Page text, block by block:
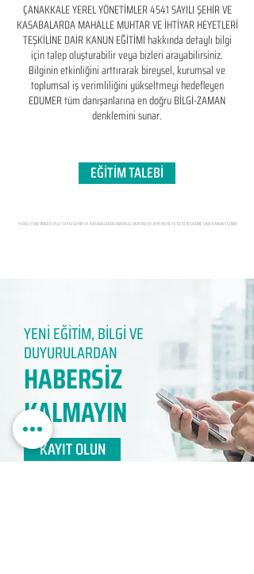
ÇANAKKALE YEREL YÖNETİMLER 4541 SAYILI ŞEHİR VE
KASABALARDA MAHALLE MUHTAR VE İHTİYAR HEYETLERİ
TEŞKİLİNE DAİR KANUN EĞİTİMİ hakkında detaylı bilgi
için talep oluşturabilir veya bizleri arayabilirsiniz.
Bilginin etkinliğini arttırarak bireysel, kurumsal ve
toplumsal iş verimliliğini yükseltmeyi hedefleyen​
EDUMER tüm danışanlarına en doğru BİLGİ-ZAMAN
denklemini sunar.
EĞİTİM TALEBİ
YEREL YÖNETİMLER 4541 SAYILI ŞEHİR VE KASABALARDA MAHALLE MUHTAR VE İHTİYAR HEYETLERİ TEŞKİLİNE DAİR KANUN EĞİTİMİ
YENİ EĞİTİM, BİLGİ VE
DUYURULARDAN
HABERSİZ
KALMAYIN​
KAYIT OLUN